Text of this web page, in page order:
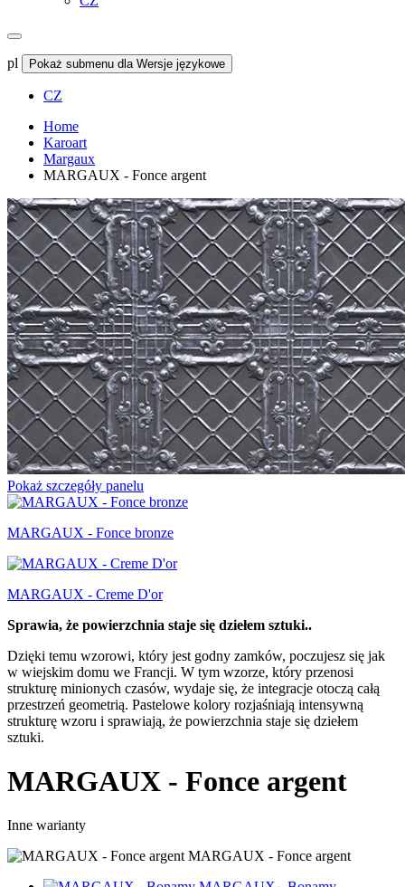
pl Pokaż submenu dla Wersje językowe
CZ
Home
Karoart
Margaux
MARGAUX - Fonce argent
Pokaż szczegóły panelu
MARGAUX - Fonce bronze
MARGAUX - Creme D'or
Sprawia, że powierzchnia staje się dziełem sztuki..
Dzięki temu wzorowi, który jest godny zamków, poczujesz się jak
w wiejskim domu we Francji. W tym wzorze, który przenosi
strukturę minionych czasów, wydaje się, że integracje otoczą całą
przestrzeń geometrią. Pastelowe kolory rozjaśniają intensywną
strukturę wzoru i sprawiają, że powierzchnia staje się dziełem
sztuki.
MARGAUX - Fonce argent
Inne warianty
MARGAUX - Fonce argent